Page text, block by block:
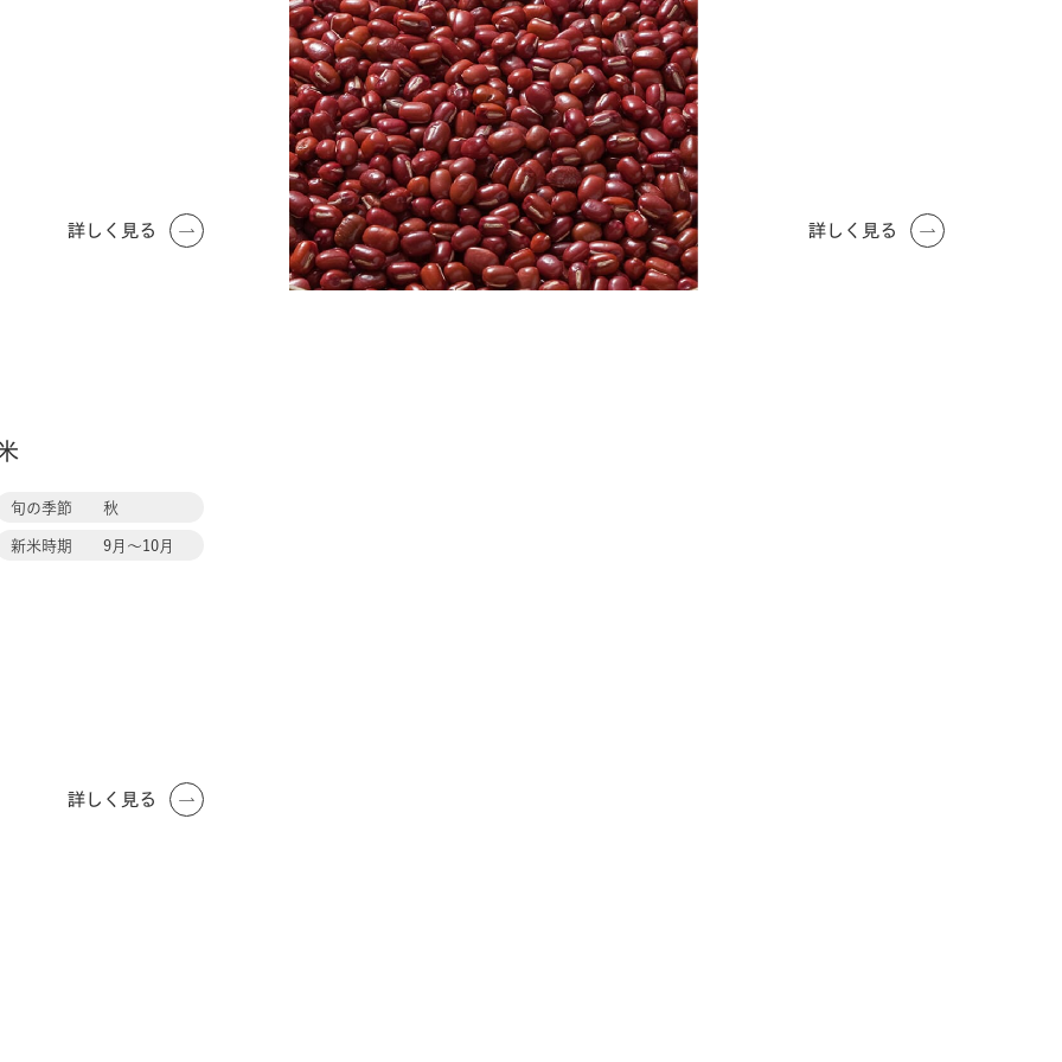
詳しく見る 詳しく見る
旬の季節 秋
新米時期 9月〜10月
詳しく見る